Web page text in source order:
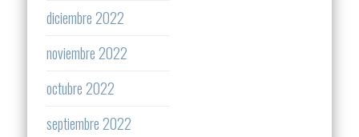
diciembre 2022
noviembre 2022
octubre 2022
septiembre 2022